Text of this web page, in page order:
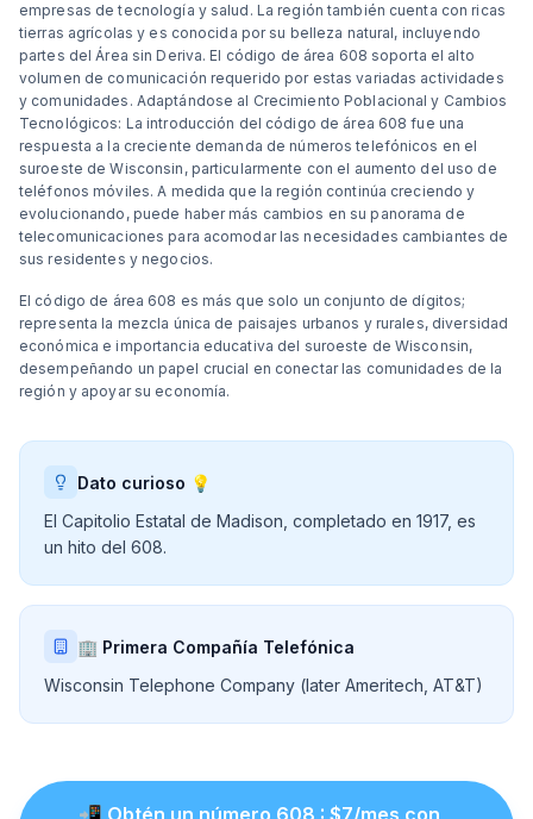
empresas de tecnología y salud. La región también cuenta con ricas
tierras agrícolas y es conocida por su belleza natural, incluyendo
partes del Área sin Deriva. El código de área 608 soporta el alto
volumen de comunicación requerido por estas variadas actividades
y comunidades. Adaptándose al Crecimiento Poblacional y Cambios
Tecnológicos: La introducción del código de área 608 fue una
respuesta a la creciente demanda de números telefónicos en el
suroeste de Wisconsin, particularmente con el aumento del uso de
teléfonos móviles. A medida que la región continúa creciendo y
evolucionando, puede haber más cambios en su panorama de
telecomunicaciones para acomodar las necesidades cambiantes de
sus residentes y negocios.
El código de área 608 es más que solo un conjunto de dígitos;
representa la mezcla única de paisajes urbanos y rurales, diversidad
económica e importancia educativa del suroeste de Wisconsin,
desempeñando un papel crucial en conectar las comunidades de la
región y apoyar su economía.
Dato curioso 💡
El Capitolio Estatal de Madison, completado en 1917, es
un hito del 608.
🏢 Primera Compañía Telefónica
Wisconsin Telephone Company (later Ameritech, AT&T)
📲 Obtén un número 608 : $7/mes con